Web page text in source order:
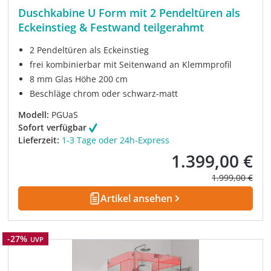
Duschkabine U Form mit 2 Pendeltüren als
Eckeinstieg & Festwand teilgerahmt
2 Pendeltüren als Eckeinstieg
frei kombinierbar mit Seitenwand an Klemmprofil
8 mm Glas Höhe 200 cm
Beschläge chrom oder schwarz-matt
Modell: PGUaS
Sofort verfügbar
Lieferzeit: 1-3 Tage oder 24h-Express
Verkaufspreis:
1.399,00 €
Regulärer
1.999,00 €
Artikel ansehen
Rabatt
-27% UVP